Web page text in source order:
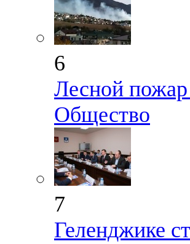
6
Лесной
Общество
7
Геленджике